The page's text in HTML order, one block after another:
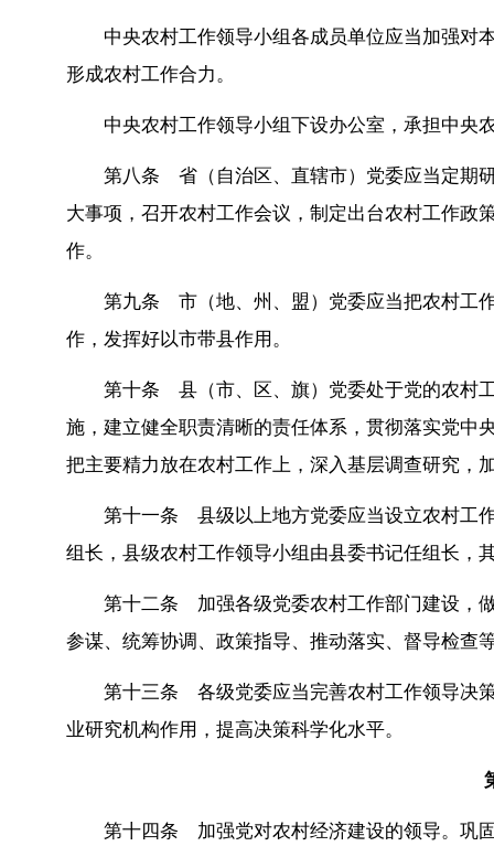
中央农村工作领导小组各成员单位应当加强对
形成农村工作合力。
中央农村工作领导小组下设办公室，承担中央
第八条 省（自治区、直辖市）党委应当定期
大事项，召开农村工作会议，制定出台农村工作政
作。
第九条 市（地、州、盟）党委应当把农村工
作，发挥好以市带县作用。
第十条 县（市、区、旗）党委处于党的农村
施，建立健全职责清晰的责任体系，贯彻落实党中
把主要精力放在农村工作上，深入基层调查研究，
第十一条 县级以上地方党委应当设立农村工
组长，县级农村工作领导小组由县委书记任组长，
第十二条 加强各级党委农村工作部门建设，
参谋、统筹协调、政策指导、推动落实、督导检查
第十三条 各级党委应当完善农村工作领导决
业研究机构作用，提高决策科学化水平。
第十四条 加强党对农村经济建设的领导。巩